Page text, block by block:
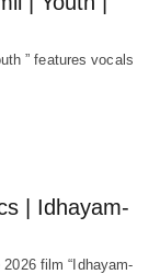
” features vocals
| Idhayam-
film “Idhayam-